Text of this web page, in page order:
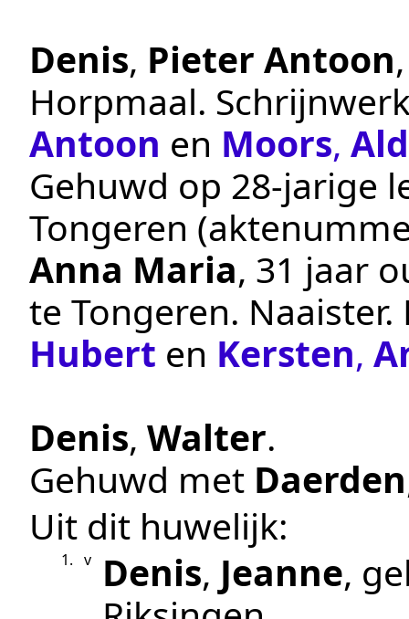
Denis, Pieter Antoon
Horpmaal.
Antoon en Moors,
Gehuwd op 28-jarige
Tongeren
Anna Maria, 31 jaar
te Tongeren. Naaister.
Hubert en Kersten,
Denis, Walter.
Gehuwd met Daerden
Uit dit huwelijk:
1. v Denis, Jeanne,